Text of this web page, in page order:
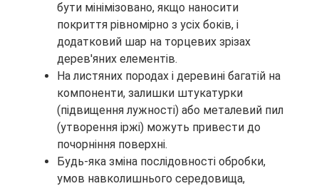
бути мінімізовано, якщо наносити
покриття рівномірно з усіх боків, і
додатковий шар на торцевих зрізах
дерев'яних елементів.
На листяних породах і деревині багатій на
компоненти, залишки штукатурки
(підвищення лужності) або металевий пил
(утворення іржі) можуть привести до
почорніння поверхні.
Будь-яка зміна послідовності обробки,
умов навколишнього середовища,